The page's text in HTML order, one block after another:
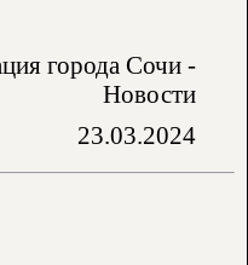
города Сочи -
Новости
23.03.2024